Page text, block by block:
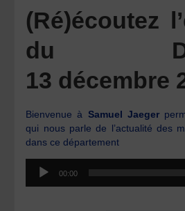
(Ré)écoutez
du
13 décembre
Bienvenue à Samuel Jaeger
qui nous parle de l’actualité des
dans ce département
Lecteur
audio
00:00